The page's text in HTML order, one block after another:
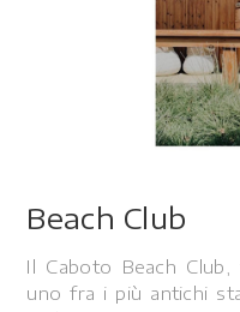
Beach Club
Il Caboto Beach
uno fra i più antichi